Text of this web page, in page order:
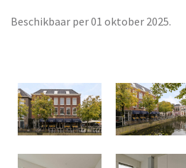
Beschikbaar per 01 oktober 2025.